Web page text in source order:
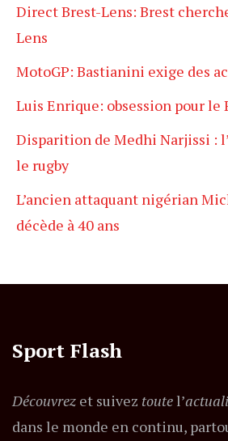
Direct Brest-Lens: Brest
Lens
MotoGP: Bastianini exige des
Luis Enrique: obsession pour le
Disparition de Medhi Narjissi :
le rugby
L’ancien attaquant nigérian
décède à 40 ans
Sport Flash
Découvrez et suivez toutel’
dans le monde en continu,